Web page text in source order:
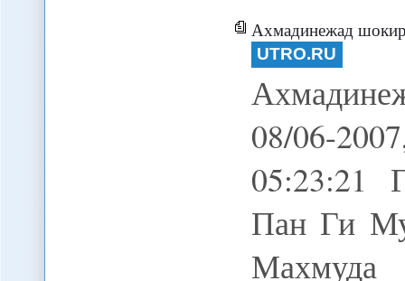
Ахмадинежад
UTRO.RU
08/06-
05:23:21
Пан Ги